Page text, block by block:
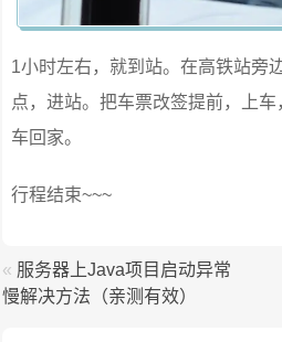
1小时左右，就到站。在高铁站旁
点，进站。把车票改签提前，上
车回家。
行程结束~~~
« 服务器上Java项目启动异常
慢解决方法（亲测有效）